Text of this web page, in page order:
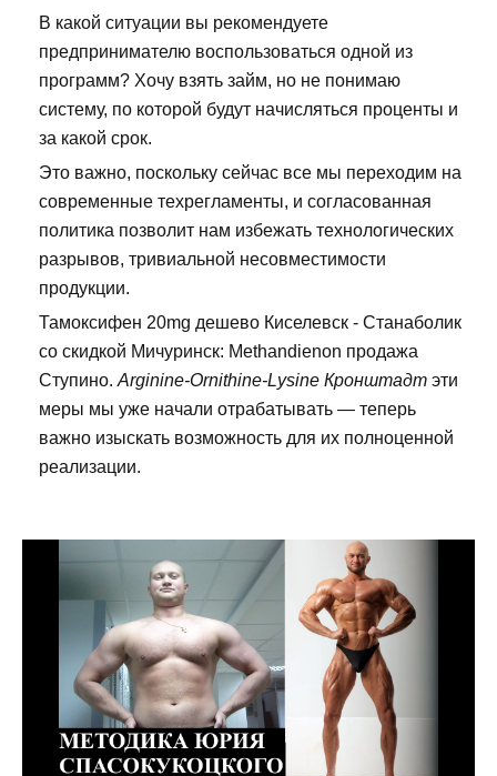
В какой ситуации вы рекомендуете
предпринимателю воспользоваться одной из
программ? Хочу взять займ, но не понимаю
систему, по которой будут начисляться проценты и
за какой срок.
Это важно, поскольку сейчас все мы переходим на
современные техрегламенты, и согласованная
политика позволит нам избежать технологических
разрывов, тривиальной несовместимости
продукции.
Тамоксифен 20mg дешево Киселевск - Станаболик
со скидкой Мичуринск: Methandienon продажа
Ступино. Arginine-Ornithine-Lysine Кронштадт эти
меры мы уже начали отрабатывать — теперь
важно изыскать возможность для их полноценной
реализации.